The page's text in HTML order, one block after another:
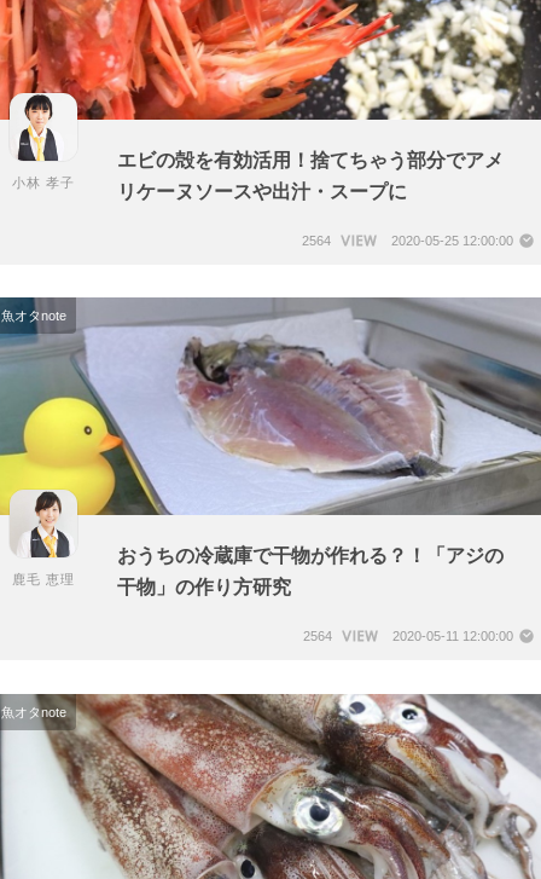
エビの殻を有効活用！捨てちゃう部分でアメ
リケーヌソースや出汁・スープに
小林 孝子
2020-05-25 12:00:00
2564
魚オタnote
おうちの冷蔵庫で干物が作れる？！「アジの
干物」の作り方研究
鹿毛 恵理
2020-05-11 12:00:00
2564
魚オタnote